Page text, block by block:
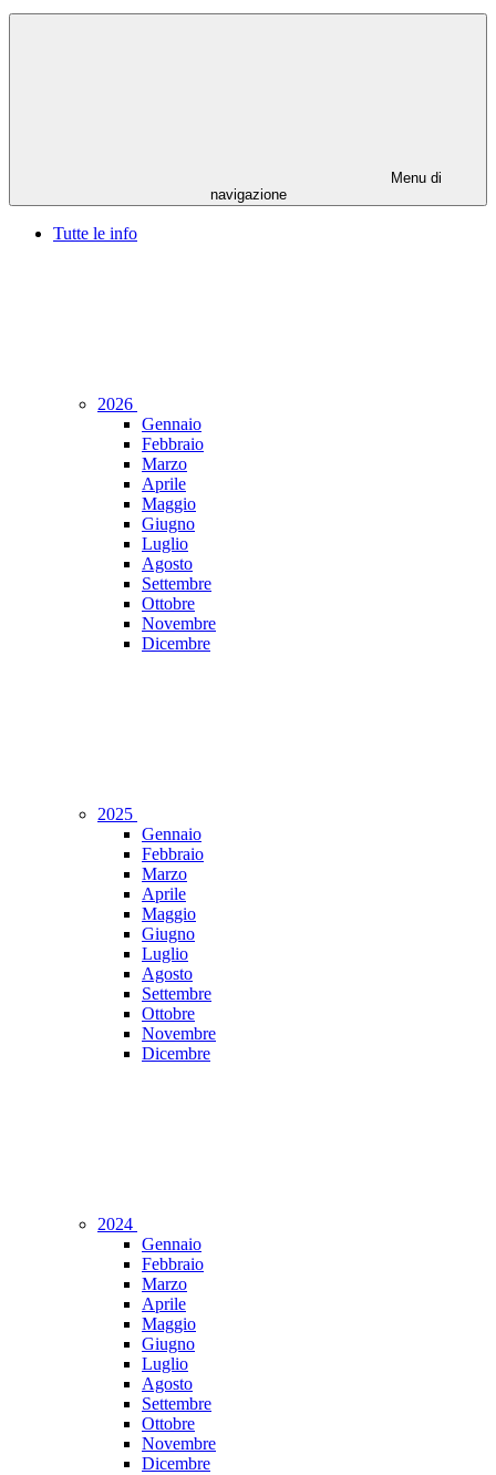
Menu di
navigazione
Tutte le info
2026
Gennaio
Febbraio
Marzo
Aprile
Maggio
Giugno
Luglio
Agosto
Settembre
Ottobre
Novembre
Dicembre
2025
Gennaio
Febbraio
Marzo
Aprile
Maggio
Giugno
Luglio
Agosto
Settembre
Ottobre
Novembre
Dicembre
2024
Gennaio
Febbraio
Marzo
Aprile
Maggio
Giugno
Luglio
Agosto
Settembre
Ottobre
Novembre
Dicembre